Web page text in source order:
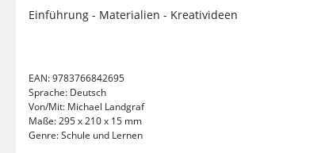
Einführung - Materialien - Kreativideen
EAN:9783766842695
Sprache: Deutsch
Von/Mit: Michael Landgraf
Maße:295 x 210 x 15 mm
Genre:Schule und Lernen